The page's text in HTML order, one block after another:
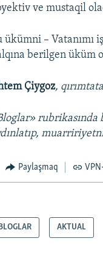
ve mustaqil
ükümni – Vatanımı
berilgen üküm
Çiygoz,
Paylaşmaq
AKTUAL